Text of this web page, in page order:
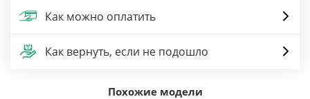
Как можно оплатить
Как вернуть, если не подошло
Похожие модели